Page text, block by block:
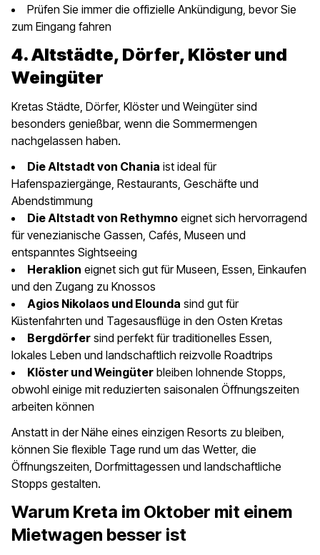
Prüfen Sie immer die offizielle Ankündigung, bevor Sie
zum Eingang fahren
4. Altstädte, Dörfer, Klöster und
Weingüter
Kretas Städte, Dörfer, Klöster und Weingüter sind
besonders genießbar, wenn die Sommermengen
nachgelassen haben.
Die Altstadt von Chania ist ideal für
Hafenspaziergänge, Restaurants, Geschäfte und
Abendstimmung
Die Altstadt von Rethymno eignet sich hervorragend
für venezianische Gassen, Cafés, Museen und
entspanntes Sightseeing
Heraklion eignet sich gut für Museen, Essen, Einkaufen
und den Zugang zu Knossos
Agios Nikolaos und Elounda sind gut für
Küstenfahrten und Tagesausflüge in den Osten Kretas
Bergdörfer sind perfekt für traditionelles Essen,
lokales Leben und landschaftlich reizvolle Roadtrips
Klöster und Weingüter bleiben lohnende Stopps,
obwohl einige mit reduzierten saisonalen Öffnungszeiten
arbeiten können
Anstatt in der Nähe eines einzigen Resorts zu bleiben,
können Sie flexible Tage rund um das Wetter, die
Öffnungszeiten, Dorfmittagessen und landschaftliche
Stopps gestalten.
Warum Kreta im Oktober mit einem
Mietwagen besser ist